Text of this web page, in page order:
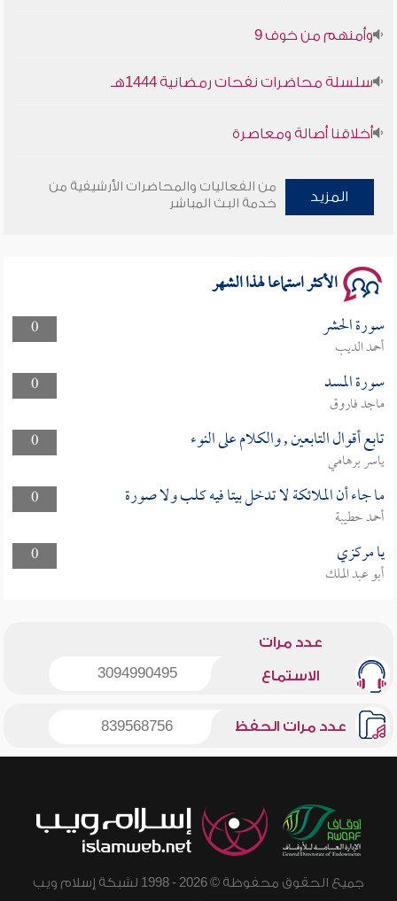
سلسلة محاضرات نفحات رمضانية 1444هـ
المزيد
من الفعاليات والمحاضرات الأرشيفية من
خدمة البث المباشر
الأكثر استماعا لهذا الشهر
0 سورة الحشر
أحمد الديب
0
سورة المسد
ماجد فاروق
0
تابع أقوال التابعين , والكلام على النوء
ياسر برهامي
0
ما جاء أن الملائكة لا تدخل بيتا فيه كلب ولا صورة
أحمد حطيبة
0
يا مركزي
أبو عبد الملك
عدد مرات
الاستماع 3094990495
عدد مرات الحفظ 839568756
جميع الحقوق محفوظة © 2026 - 1998 لشبكة إسلام ويب